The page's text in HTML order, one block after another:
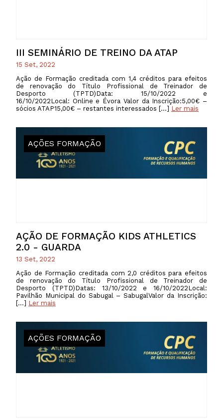
III SEMINÁRIO DE TREINO DA ATAP
15 Set, 2022
Ação de Formação creditada com 1,4 créditos para efeitos
de renovação do Título Profissional de Treinador de
Desporto (TPTD)Data: 15/10/2022 e
16/10/2022Local: Online e Évora Valor da Inscrição:5,00€ –
sócios ATAP15,00€ – restantes interessados […] Ler mais
AÇÃO DE FORMAÇÃO KIDS ATHLETICS
2.0 - GUARDA
AÇÕES FORMAÇÃO
13 Set, 2022
Ação de Formação creditada com 2,0 créditos para efeitos
de renovação do Título Profissional de Treinador de
Desporto (TPTD)Datas: 13/10/2022 e 16/10/2022Local:
Pavilhão Municipal do Sabugal – SabugalValor da Inscrição:
[…] Ler mais
AÇÕES FORMAÇÃO